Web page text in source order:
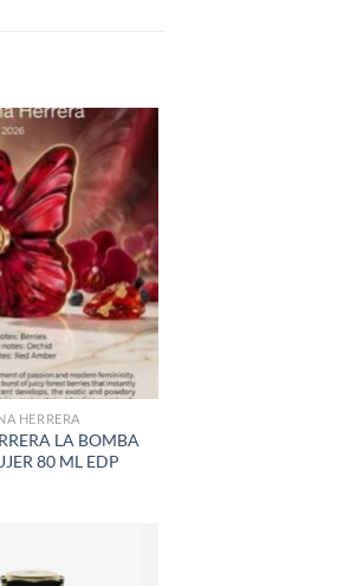
AÑADIR
A LA
LISTA
DE
DESEOS
HERRERA
LA BOMBA
80 ML EDP